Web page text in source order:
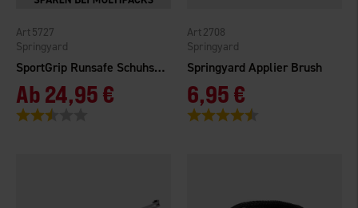
SportGrip Runsafe Schuhspikes
Springyard
5727
Ab24,95 €
Bewertung:
Springyard Applier Brush
Springyard
2708
6,95 €
Bewertung: